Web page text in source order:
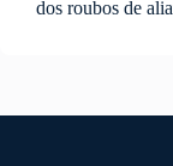
dos roubos de